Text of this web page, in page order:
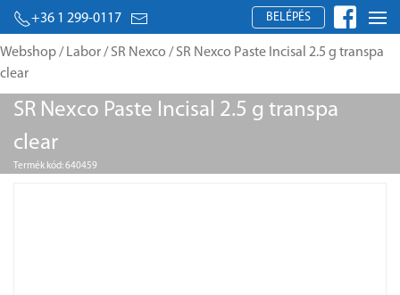
+36 1 299-0117 BELÉPÉS
Webshop/ Labor/ SR Nexco / SR Nexco Paste Incisal 2.5 g transpa
clear
SR Nexco Paste Incisal 2.5 g transpa
clear
Termék kód: 640459